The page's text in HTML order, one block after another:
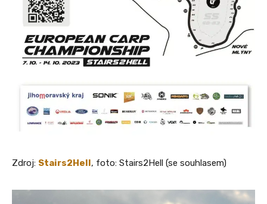
Zdroj: Stairs2Hell, foto: Stairs2Hell (se souhlasem)